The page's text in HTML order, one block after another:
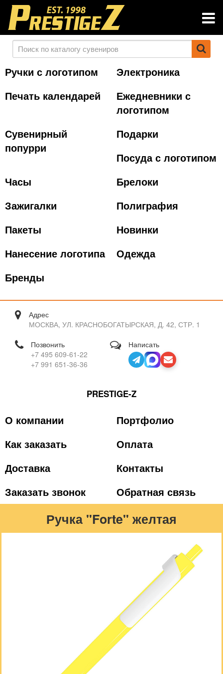
Ручки с логотипом
Электроника
Печать календарей
Ежедневники с
логотипом
Сувенирный
попурри
Подарки
Посуда с логотипом
Часы
Брелоки
Зажигалки
Полиграфия
Пакеты
Новинки
Нанесение логотипа
Одежда
Бренды
Адрес
МОСКВА, УЛ. КРАСНОБОГАТЫРСКАЯ, Д. 42, СТР. 1
Позвонить
+7 495 609-61-22
+7 991 651-36-36
Написать
PRESTIGE-Z
О компании
Портфолио
Как заказать
Оплата
Доставка
Контакты
Заказать звонок
Обратная связь
Ручка "Forte" желтая